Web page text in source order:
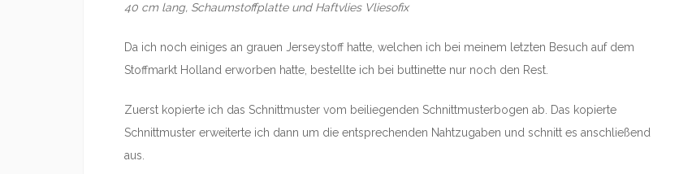
40 cm lang, Schaumstoffplatte und Haftvlies Vliesofix
Da ich noch einiges an grauen Jerseystoff hatte, welchen ich bei meinem letzten Besuch auf dem
Stoffmarkt Holland erworben hatte, bestellte ich bei buttinette nur noch den Rest.
Zuerst kopierte ich das Schnittmuster vom beiliegenden Schnittmusterbogen ab. Das kopierte
Schnittmuster erweiterte ich dann um die entsprechenden Nahtzugaben und schnitt es anschließend
aus.